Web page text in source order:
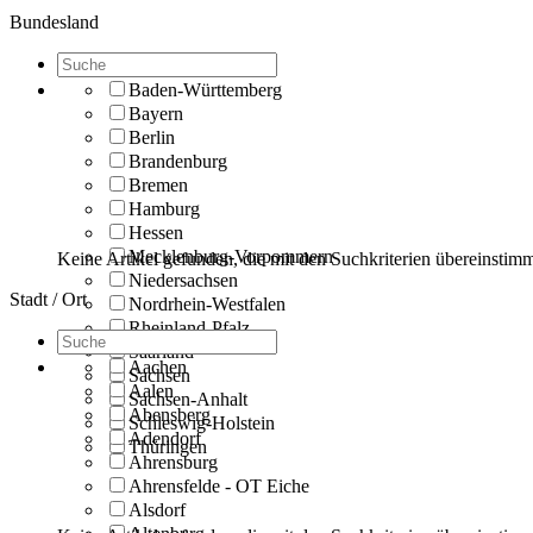
Bundesland
Baden-Württemberg
Bayern
Berlin
Brandenburg
Bremen
Hamburg
Hessen
Mecklenburg-Vorpommern
Niedersachsen
Nordrhein-Westfalen
Rheinland-Pfalz
Saarland
Sachsen
Sachsen-Anhalt
Schleswig-Holstein
Thüringen
Keine Artikel gefunden, die mit den Suchkriterien
Stadt / Ort
Aachen
Aalen
Abensberg
Adendorf
Ahrensburg
Ahrensfelde - OT Eiche
Alsdorf